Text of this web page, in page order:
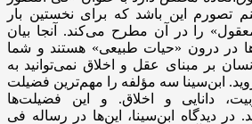
تصورم این باشد که برای نخستین بار
را در آن مطرح می‌کند. آنجا بیان
در درون «حیات طبیعی» هستند و شما
بر مبنای عقل و اخلاق نمی‌توانید به
ابن‌سینا سه مؤلفه را مهم‌ترین فضیلت
دانایی و اخلاق. و این فضیلت‌ها
دیدگاه ابن‌سینا، این‌ها در رساله فی